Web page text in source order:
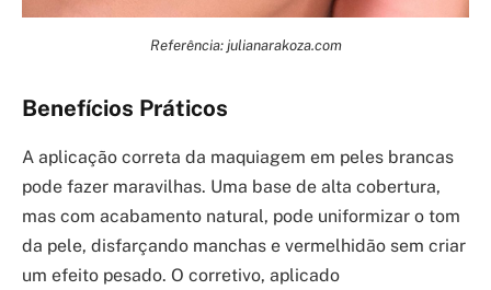
Referência: julianarakoza.com
Benefícios Práticos
A aplicação correta da maquiagem em peles brancas
pode fazer maravilhas. Uma base de alta cobertura,
mas com acabamento natural, pode uniformizar o tom
da pele, disfarçando manchas e vermelhidão sem criar
um efeito pesado. O corretivo, aplicado